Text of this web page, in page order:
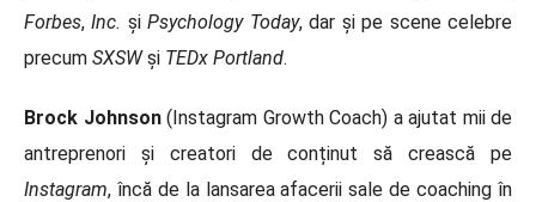
Forbes,Inc. șiPsychology Today, dar și pe scene celebre
precum SXSWși TEDx Portland.
Brock Johnson(Instagram Growth Coach) a ajutat mii de
antreprenori și creatori de conținut să crească pe
Instagram, încă de la lansarea afacerii sale de coaching în